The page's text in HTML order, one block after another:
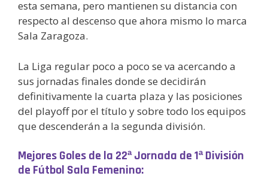
esta semana, pero mantienen su distancia con
respecto al descenso que ahora mismo lo marca
Sala Zaragoza.
La Liga regular poco a poco se va acercando a
sus jornadas finales donde se decidirán
definitivamente la cuarta plaza y las posiciones
del playoff por el título y sobre todo los equipos
que descenderán a la segunda división.
Mejores Goles de la 22ª Jornada de 1ª División
de Fútbol Sala Femenino: